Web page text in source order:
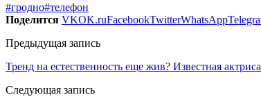
#гродно#телефон
Поделится VKOK.ruFacebookTwitterWhatsApp
Предыдущая запись
Тренд на естественность еще жив? Известная
Следующая запись